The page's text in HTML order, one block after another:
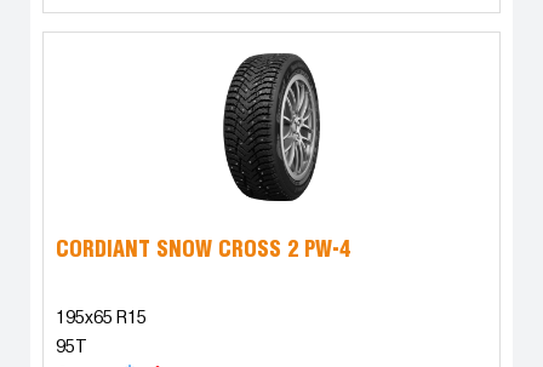
CORDIANT SNOW CROSS 2 PW-4
195x65 R15
95T